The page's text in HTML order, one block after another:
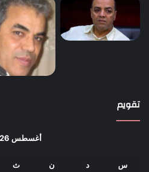
تقويم
أغسطس 2026
س د ن ث